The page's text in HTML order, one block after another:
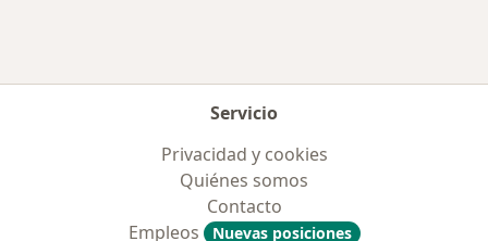
Servicio
Privacidad y cookies
Quiénes somos
Contacto
Empleos
Nuevas posiciones